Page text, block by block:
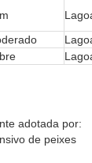
adotada por:
de peixes